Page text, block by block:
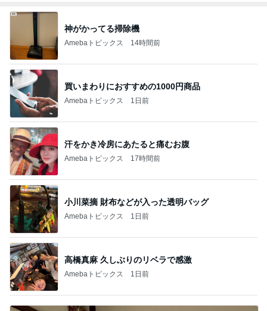
神がかってる掃除機
Amebaトピックス 14時間前
買いまわりにおすすめの1000円商品
Amebaトピックス 1日前
汗をかき冷房にあたると痛むお腹
Amebaトピックス 17時間前
小川菜摘 財布などが入った透明バッグ
Amebaトピックス 1日前
高橋真麻 久しぶりのリベラで感激
Amebaトピックス 1日前